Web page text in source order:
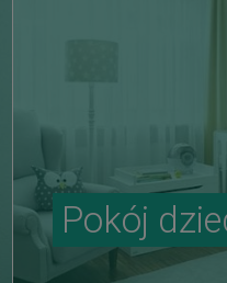
Pokój